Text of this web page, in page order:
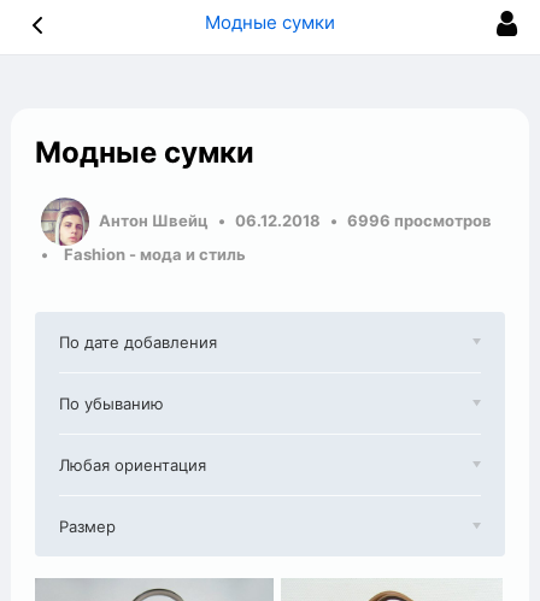
Модные сумки
Модные сумки
Антон Швейц 06.12.2018
6996 просмотров
Fashion - мода и стиль
По дате добавления
По убыванию
Любая ориентация
Размер